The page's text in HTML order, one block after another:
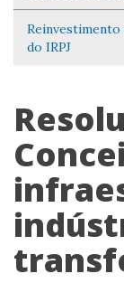
Reinvestimento
do IRPJ